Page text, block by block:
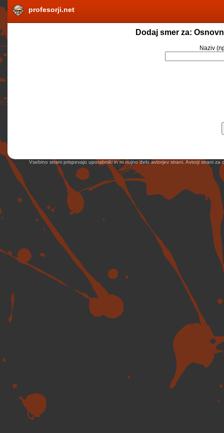
profesorji.net
Dodaj smer za:
Naziv
Vsebino strani prispevajo uporabniki in ni nujno delo avtorjev strani. Avtorji strani